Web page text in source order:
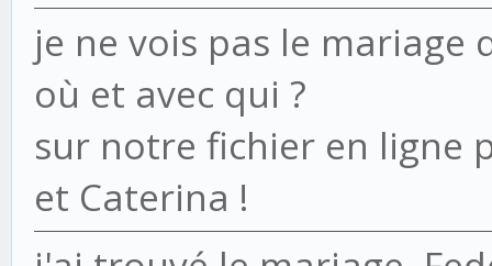
je ne vois pas le mariage
où et avec qui ?
sur notre fichier en ligne
et Caterina !